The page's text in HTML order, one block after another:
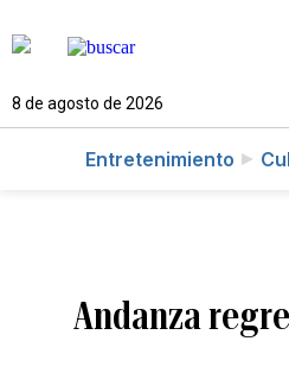
8 de agosto de 2026
Entretenimiento
Andanza